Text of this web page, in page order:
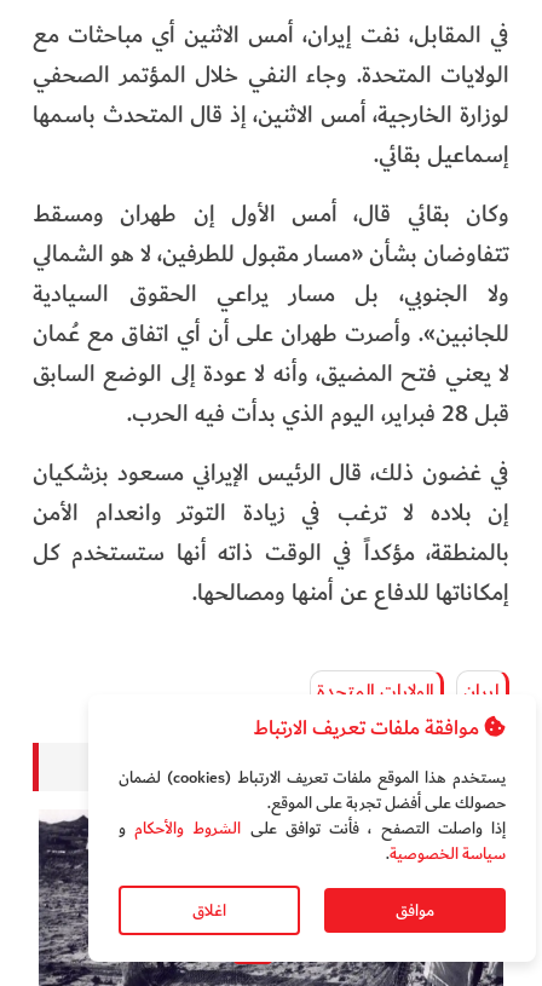
في المقابل، نفت إيران، أمس الاثنين أي مباحثات مع
الولايات المتحدة. وجاء النفي خلال المؤتمر الصحفي
لوزارة الخارجية، أمس الاثنين، إذ قال المتحدث باسمها
إسماعيل بقائي.
وكان بقائي قال، أمس الأول إن طهران ومسقط
تتفاوضان بشأن «مسار مقبول للطرفين، لا هو الشمالي
ولا الجنوبي، بل مسار يراعي الحقوق السيادية
للجانبين». وأصرت طهران على أن أي اتفاق مع عُمان
لا يعني فتح المضيق، وأنه لا عودة إلى الوضع السابق
قبل 28 فبراير، اليوم الذي بدأت فيه الحرب.
في غضون ذلك، قال الرئيس الإيراني مسعود بزشكيان
إن بلاده لا ترغب في زيادة التوتر وانعدام الأمن
بالمنطقة، مؤكداً في الوقت ذاته أنها ستستخدم كل
إمكاناتها للدفاع عن أمنها ومصالحها.
إيران الولايات المتحدة
فيديو
موافقة ملفات تعريف الارتباط
يستخدم هذا الموقع ملفات تعريف الارتباط (cookies) لضمان
حصولك على أفضل تجربة على الموقع‏.
إذا واصلت التصفح ، فأنت توافق على الشروط والأحكامو
سياسة الخصوصية.
موافق اغلاق